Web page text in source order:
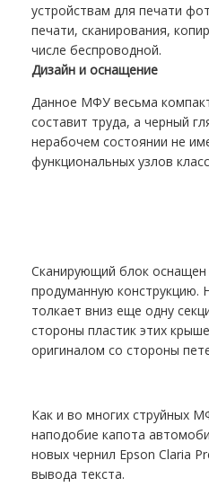
устройствам для печати
печати, сканирования,
числе беспроводной.
Дизайн и оснащение
Данное МФУ весьма
составит труда, а черный
нерабочем состоянии не
функциональных узлов
Сканирующий блок оснащен
продуманную
толкает вниз еще одну
стороны пластик этих
оригиналом со стороны
Как и во многих струйных
наподобие капота
новых чернил Epson Claria
вывода текста.